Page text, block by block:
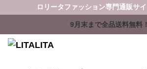
ロリータファッション専門通販サ
9月末まで全品送料無料！